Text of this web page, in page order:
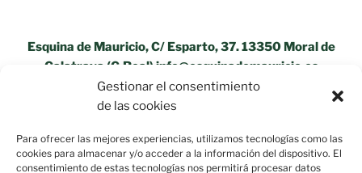
Gestionar el consentimiento
de las cookies
Para ofrecer las mejores experiencias, utilizamos tecnologías como las
cookies para almacenar y/o acceder a la información del dispositivo. El
consentimiento de estas tecnologías nos permitirá procesar datos
Esquina de Mauricio, C/ Esparto, 37. 13350 Moral de
Calatrava (C.Real) info@esquinademauricio.es
«Aviso Legal»